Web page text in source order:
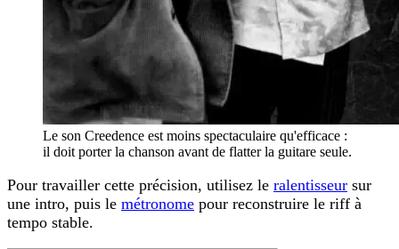
Le son Creedence est moins spectaculaire qu'efficace :
il doit porter la chanson avant de flatter la guitare seule.
Pour travailler cette précision, utilisez le ralentisseur sur
une intro, puis le métronome pour reconstruire le riff à
tempo stable.